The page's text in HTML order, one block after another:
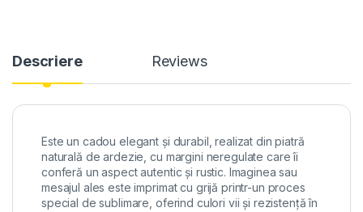
Descriere Reviews
Este un cadou elegant și durabil, realizat din piatră
naturală de ardezie, cu margini neregulate care îi
conferă un aspect autentic și rustic. Imaginea sau
mesajul ales este imprimat cu grijă printr-un proces
special de sublimare, oferind culori vii și rezistență în